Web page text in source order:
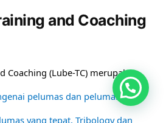
and Coaching
Coaching (Lube-TC) merupakan
pelumas dan pelumasan
yang tepat, Tribology dan